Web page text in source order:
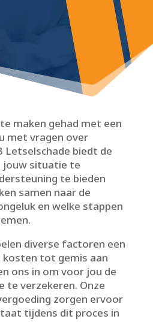
maken gehad met een
met vragen over
Letselschade biedt de
jouw situatie te
te bieden
samen naar de
en welke stappen
diverse factoren een
kosten tot gemis aan
ons in om voor jou de
te verzekeren.​ Onze
zorgen ervoor
tijdens dit proces in